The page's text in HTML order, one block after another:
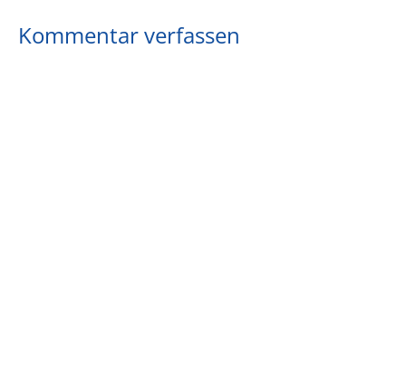
Kommentar verfassen